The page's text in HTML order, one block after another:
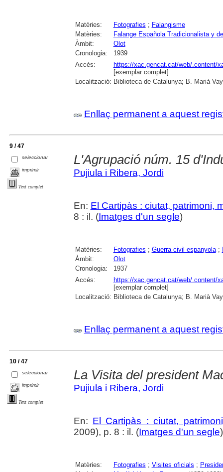
Matèries: Fotografies ; Falangisme
Matèries:
Falange Española Tradicionalista y
Àmbit:
Olot
Cronologia:
1939
Accés:
https://xac.gencat.cat/web/.content/
[exemplar complet]
Localització: Biblioteca de Catalunya; B. Marià
Enllaç permanent a aquest
9 / 47
seleccionar
imprimir
Text complet
L'Agrupació núm. 15
Pujiula i Ribera, Jordi
En: El Cartipàs : ciutat, patrimoni,
8 : il. (Imatges d'un segle)
Matèries: Fotografies ; Guerra civil espanyola;
Àmbit:
Olot
Cronologia:
1937
Accés:
https://xac.gencat.cat/web/.content/
[exemplar complet]
Localització: Biblioteca de Catalunya; B. Marià
Enllaç permanent a aquest
10 / 47
seleccionar
imprimir
Text complet
La Visita del president
Pujiula i Ribera, Jordi
En: El Cartipàs : ciutat,
2009), p. 8 : il. (Imatges d'un segle
Matèries: Fotografies ; Visites oficials ;